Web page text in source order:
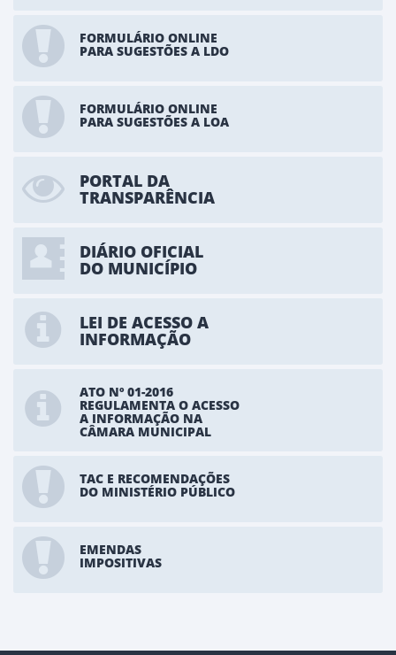
FORMULÁRIO ONLINE
PARA SUGESTÕES A LDO
FORMULÁRIO ONLINE
PARA SUGESTÕES A LOA
PORTAL DA
TRANSPARÊNCIA
DIÁRIO OFICIAL
DO MUNICÍPIO
LEI DE ACESSO A
INFORMAÇÃO
ATO Nº 01-2016
REGULAMENTA O ACESSO
A INFORMAÇÃO NA
CÂMARA MUNICIPAL
TAC E RECOMENDAÇÕES
DO MINISTÉRIO PÚBLICO
EMENDAS
IMPOSITIVAS